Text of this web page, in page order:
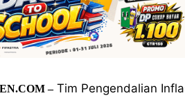
–Tim Pengendalian